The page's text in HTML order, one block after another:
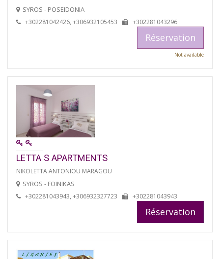
SYROS - POSEIDONIA
+302281042426, +306932105453 +302281043296
Réservation
Not available
LETTA S APARTMENTS
NIKOLETTA ANTONIOU MARAGOU
SYROS - FOINIKAS
+302281043943, +306932327723 +302281043943
Réservation